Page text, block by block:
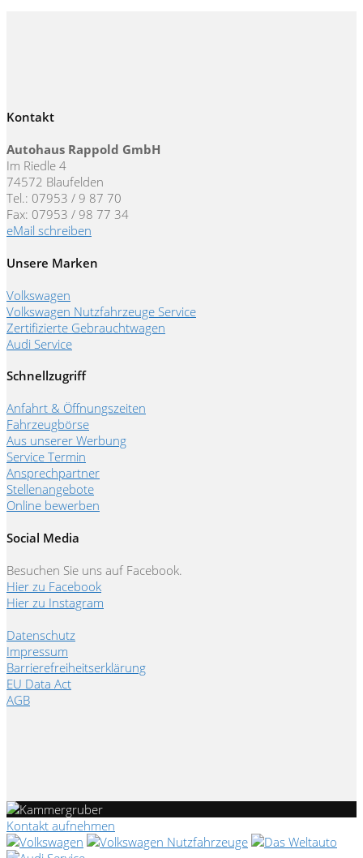
Kontakt
Autohaus Rappold GmbH
Im Riedle 4
74572 Blaufelden
Tel.: 07953 / 9 87 70
Fax: 07953 / 98 77 34
eMail schreiben
Unsere Marken
Volkswagen
Volkswagen Nutzfahrzeuge Service
Zertifizierte Gebrauchtwagen
Audi Service
Schnellzugriff
Anfahrt & Öffnungszeiten
Fahrzeugbörse
Aus unserer Werbung
Service Termin
Ansprechpartner
Stellenangebote
Online bewerben
Social Media
Besuchen Sie uns auf Facebook.
Hier zu Facebook
Hier zu Instagram
Datenschutz
Impressum
Barrierefreiheitserklärung
EU Data Act
AGB
Kontakt aufnehmen